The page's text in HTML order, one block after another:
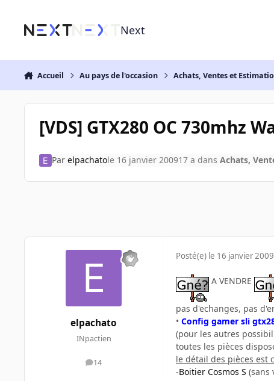
Next
Accueil Au pays de l'occasion Achats, Ventes et
[VDS] GTX280 OC 730mhz
Par elpachatole 16 janvier 200917 a dans Achats,
elpachato
INpactien
14
messages
Posté(e) le 16 janvier 2009
A VENDRE
pas d'echanges, pas
• Config gamer sli
(pour les autres
toutes les pièces
le détail des pièces est
-Boitier Cosmos S (sans